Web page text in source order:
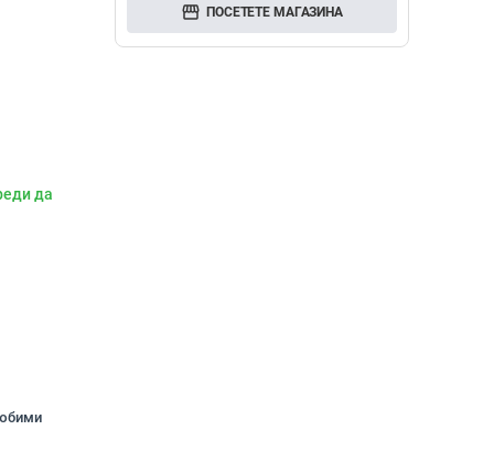
да
storefront ПОСЕТЕТЕ МАГАЗИНА